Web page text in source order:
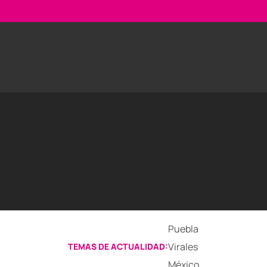
TEMAS DE ACTUALIDAD:
Puebla
Virales
México